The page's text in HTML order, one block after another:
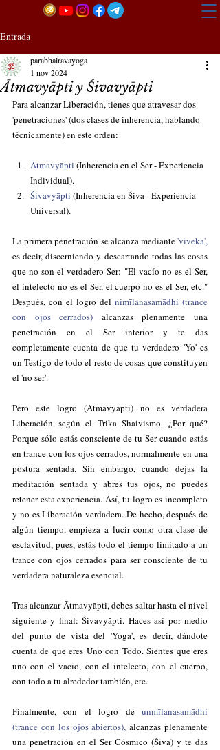
Entrada
Ātmavyāpti y Śivavyāpti
parabhairavayoga
1 nov 2024
Para alcanzar Liberación, tienes que atravesar dos
'penetraciones' (dos clases de inherencia, hablando
técnicamente) en este orden:
Ātmavyāpti (Inherencia en el Ser - Experiencia
Individual).
Śivavyāpti (Inherencia en Śiva - Experiencia
Universal).
La primera penetración se alcanza mediante'viveka',
es decir, discerniendo y descartando todas las cosas
que no son el verdadero Ser: "El vacío no es el Ser,
el intelecto no es el Ser, el cuerpo no es el Ser, etc."
Después, con el logro del nimīlanasamādhi (trance
con ojos cerrados) alcanzas plenamente una
penetración en el Ser interior y te das
completamente cuenta de que tu verdadero 'Yo' es
un Testigo de todo el resto de cosas que constituyen
el 'no ser'.
Pero este logro (Ātmavyāpti) no es verdadera
Liberación según el Trika Shaivismo. ¿Por qué?
Porque sólo estás consciente de tu Ser cuando estás
en trance con los ojos cerrados, normalmente en una
postura sentada. Sin embargo, cuando dejas la
meditación sentada y abres tus ojos, no puedes
retener esta experiencia. Así, tu logro es incompleto
y no es Liberación verdadera. De hecho, después de
algún tiempo, empieza a lucir como otra clase de
esclavitud, pues, estás todo el tiempo limitado a un
trance con ojos cerrados para ser consciente de tu
verdadera naturaleza esencial.
Tras alcanzar Ātmavyāpti, debes saltar hasta el nivel
siguiente y final: Śivavyāpti. Haces así por medio
del punto de vista del 'Yoga', es decir, dándote
cuenta de que eres Uno con Todo. Sientes que eres
uno con el vacio, con el intelecto, con el cuerpo,
con todo a tu alrededor también, etc.
Finalmente, con el logro de unmīlanasamādhi
(trance con los ojos abiertos), alcanzas plenamente
una penetración en el Ser Cósmico (Śiva) y te das